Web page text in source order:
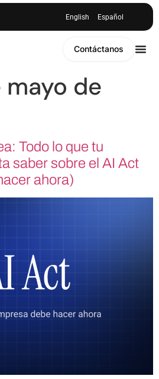
English Español
Contáctanos
mayo de
Todo lo que tu
saber sobre el AI Act
ahora)